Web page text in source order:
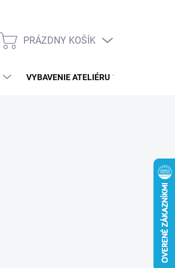
NÁKUPNÝ
PRÁZDNY KOŠÍK
VYBAVENIE ATELIÉRU